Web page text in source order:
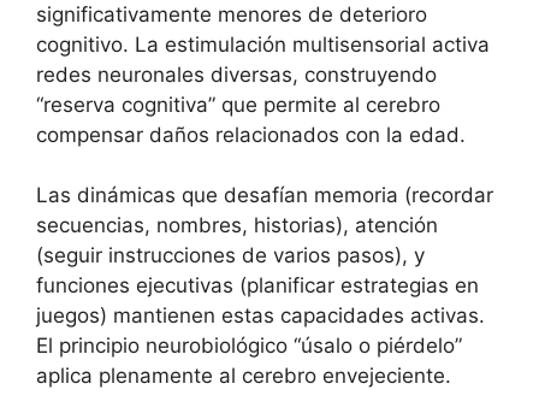
significativamente menores de deterioro
cognitivo. La estimulación multisensorial activa
redes neuronales diversas, construyendo
“reserva cognitiva” que permite al cerebro
compensar daños relacionados con la edad.
Las dinámicas que desafían memoria (recordar
secuencias, nombres, historias), atención
(seguir instrucciones de varios pasos), y
funciones ejecutivas (planificar estrategias en
juegos) mantienen estas capacidades activas.
El principio neurobiológico “úsalo o piérdelo”
aplica plenamente al cerebro envejeciente.